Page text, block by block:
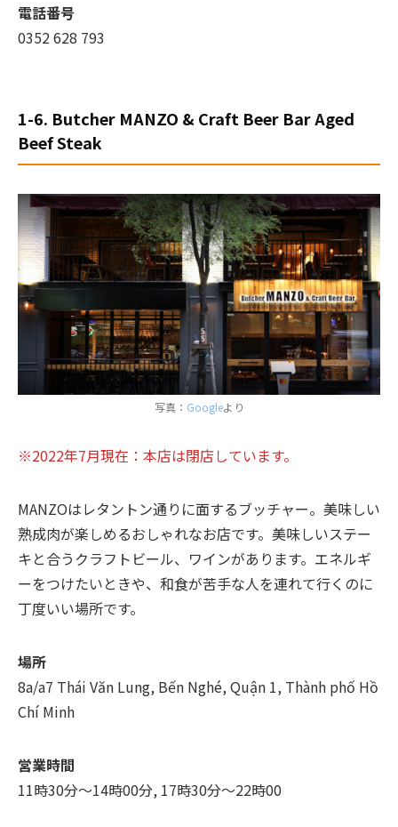
電話番号
0352 628 793
1-6. Butcher MANZO & Craft Beer Bar Aged
Beef Steak
写真： Googleより
※2022年7月現在：本店は閉店しています。
MANZOはレタントン通りに面するブッチャー。美味しい
熟成肉が楽しめるおしゃれなお店です。美味しいステー
キと合うクラフトビール、ワインがあります。エネルギ
ーをつけたいときや、和食が苦手な人を連れて行くのに
丁度いい場所です。
場所
8a/a7 Thái Văn Lung, Bến Nghé, Quận 1, Thành phố Hồ
Chí Minh
営業時間
11時30分～14時00分, 17時30分～22時00